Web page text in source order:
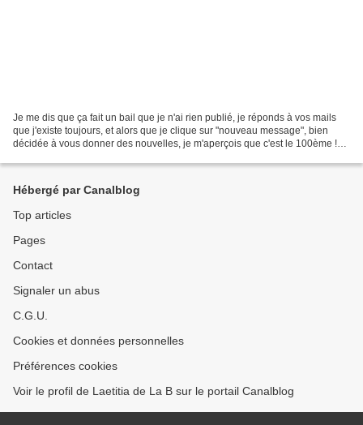
Je me dis que ça fait un bail que je n'ai rien publié, je réponds à vos mails
que j'existe toujours, et alors que je clique sur "nouveau message", bien
décidée à vous donner des nouvelles, je m'aperçois que c'est le 100ème !
Hébergé par Canalblog
Top articles
Pages
Contact
Signaler un abus
C.G.U.
Cookies et données personnelles
Préférences cookies
Voir le profil de Laetitia de La B sur le portail Canalblog